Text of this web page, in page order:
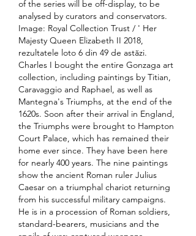
of the series will be off-display, to be
analysed by curators and conservators.
Image: Royal Collection Trust / ' Her
Majesty Queen Elizabeth II 2018,
rezultatele loto 6 din 49 de astăzi.
Charles I bought the entire Gonzaga art
collection, including paintings by Titian,
Caravaggio and Raphael, as well as
Mantegna's Triumphs, at the end of the
1620s. Soon after their arrival in England,
the Triumphs were brought to Hampton
Court Palace, which has remained their
home ever since. They have been here
for nearly 400 years. The nine paintings
show the ancient Roman ruler Julius
Caesar on a triumphal chariot returning
from his successful military campaigns.
He is in a procession of Roman soldiers,
standard-bearers, musicians and the